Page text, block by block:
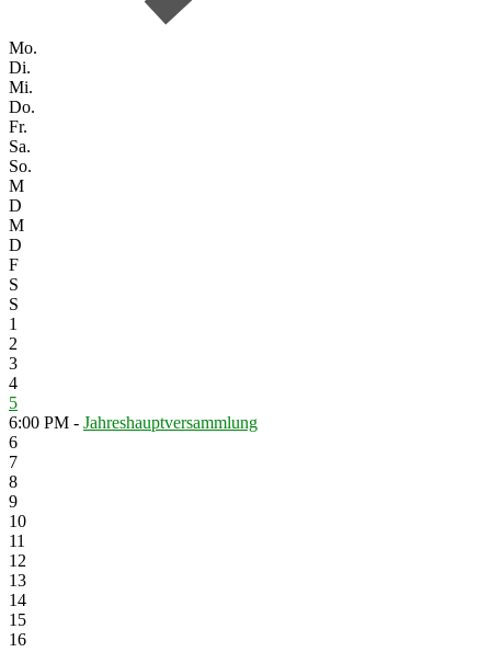
Mo.
Di.
Mi.
Do.
Fr.
Sa.
So.
M
D
M
D
F
S
S
1
2
3
4
5
6:00 PM - Jahreshauptversammlung
6
7
8
9
10
11
12
13
14
15
16